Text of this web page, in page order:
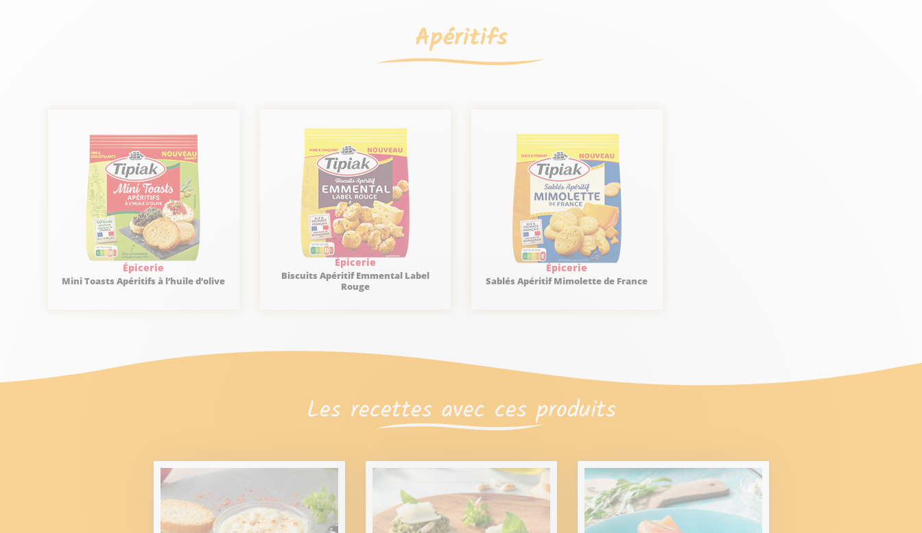
Apéritifs
Épicerie
Mini Toasts Apéritifs à l’huile d’olive
Épicerie
Biscuits Apéritif Emmental Label
Rouge
Épicerie
Sablés Apéritif Mimolette de France
Les recettes avec ces produits